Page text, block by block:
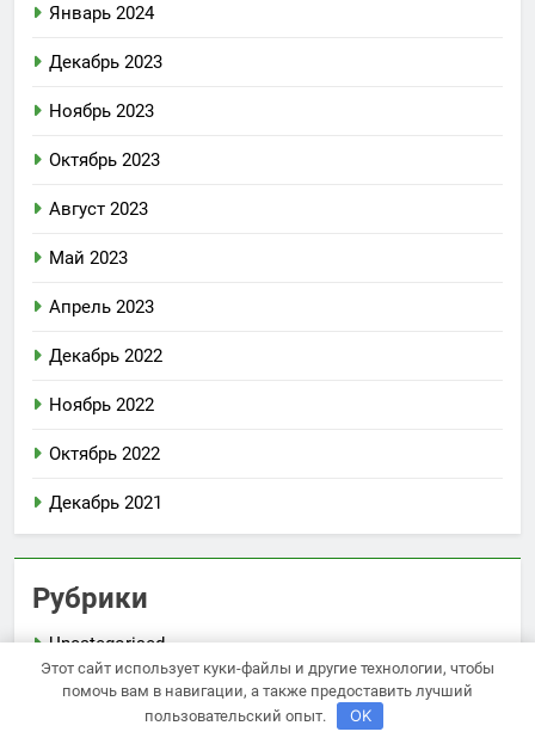
Январь 2024
Декабрь 2023
Ноябрь 2023
Октябрь 2023
Август 2023
Май 2023
Апрель 2023
Декабрь 2022
Ноябрь 2022
Октябрь 2022
Декабрь 2021
Рубрики
Uncategorised
Банки и кредиты
Этот сайт использует куки-файлы и другие технологии, чтобы
помочь вам в навигации, а также предоставить лучший
пользовательский опыт.
OK